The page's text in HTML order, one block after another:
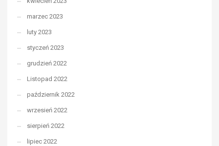
marzec 2023
luty 2023
styczeń 2023
grudzień 2022
Listopad 2022
październik 2022
wrzesień 2022
sierpień 2022
lipiec 2022